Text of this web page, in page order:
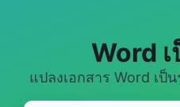
Word
แปลงเอกสาร Word เป็